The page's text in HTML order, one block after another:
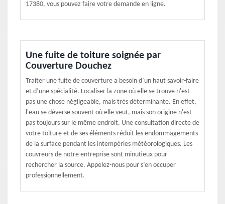
17380, vous pouvez faire votre demande en ligne.
Une fuite de toiture soignée par
Couverture Douchez
Traiter une fuite de couverture a besoin d’un haut savoir-faire
et d’une spécialité. Localiser la zone où elle se trouve n'est
pas une chose négligeable, mais très déterminante. En effet,
l'eau se déverse souvent où elle veut, mais son origine n'est
pas toujours sur le même endroit. Une consultation directe de
votre toiture et de ses éléments réduit les endommagements
de la surface pendant les intempéries météorologiques. Les
couvreurs de notre entreprise sont minutieux pour
rechercher la source. Appelez-nous pour s’en occuper
professionnellement.